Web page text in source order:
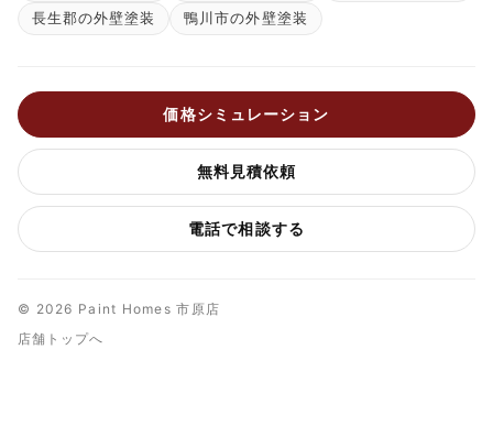
長生郡の外壁塗装
鴨川市の外壁塗装
価格シミュレーション
無料見積依頼
電話で相談する
© 2026 Paint Homes 市原店
店舗トップへ